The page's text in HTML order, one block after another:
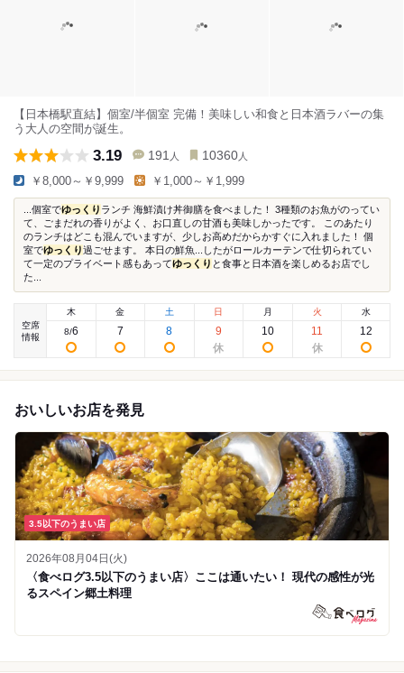
【日本橋駅直結】個室/半個室 完備！美味しい和食と日本酒ラバーの集
う大人の空間が誕生。
3.19 191 人 10360 人
￥8,000～￥9,999 ￥1,000～￥1,999
...個室でゆっくり ランチ 海鮮漬け丼御膳を食べました！ 3種類のお魚がのってい
て、ごまだれの香りがよく、お口直しの甘酒も美味しかったです。 このあたり
のランチはどこも混んでいますが、少しお高めだからかすぐに入れました！ 個
室でゆっくり過ごせます。 本日の鮮魚...したがロールカーテンで仕切られてい
て一定のプライベート感もあってゆっくり と食事と日本酒を楽しめるお店でし
た...
空席
情報
木
8/6
金
7
土
8
日
9
月
10
火
11
水
12
おいしいお店を発見
3.5以下のうまい店
2026年08月04日(火)
〈食べログ3.5以下のうまい店〉ここは通いたい！ 現代の感性が光
るスペイン郷土料理